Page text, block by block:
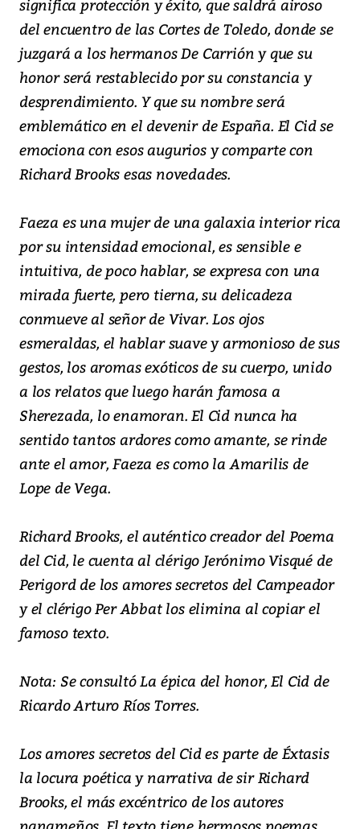
significa protección y éxito, que saldrá airoso
del encuentro de las Cortes de Toledo, donde se
juzgará a los hermanos De Carrión y que su
honor será restablecido por su constancia y
desprendimiento. Y que su nombre será
emblemático en el devenir de España. El Cid se
emociona con esos augurios y comparte con
Richard Brooks esas novedades.
Faeza es una mujer de una galaxia interior rica
por su intensidad emocional, es sensible e
intuitiva, de poco hablar, se expresa con una
mirada fuerte, pero tierna, su delicadeza
conmueve al señor de Vivar. Los ojos
esmeraldas, el hablar suave y armonioso de sus
gestos, los aromas exóticos de su cuerpo, unido
a los relatos que luego harán famosa a
Sherezada, lo enamoran. El Cid nunca ha
sentido tantos ardores como amante, se rinde
ante el amor, Faeza es como la Amarilis de
Lope de Vega.
Richard Brooks, el auténtico creador del Poema
del Cid, le cuenta al clérigo Jerónimo Visqué de
Perigord de los amores secretos del Campeador
y el clérigo Per Abbat los elimina al copiar el
famoso texto.
Nota: Se consultó La épica del honor, El Cid de
Ricardo Arturo Ríos Torres.
Los amores secretos del Cid es parte de Éxtasis
la locura poética y narrativa de sir Richard
Brooks, el más excéntrico de los autores